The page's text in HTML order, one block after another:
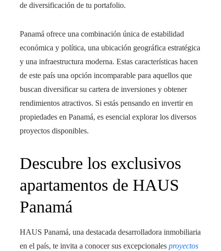
de diversificación de tu portafolio.
Panamá ofrece una combinación única de estabilidad
económica y política, una ubicación geográfica estratégica
y una infraestructura moderna. Estas características hacen
de este país una opción incomparable para aquellos que
buscan diversificar su cartera de inversiones y obtener
rendimientos atractivos. Si estás pensando en invertir en
propiedades en Panamá, es esencial explorar los diversos
proyectos disponibles.
Descubre los exclusivos
apartamentos de HAUS
Panamá
HAUS Panamá, una destacada desarrolladora inmobiliaria
en el país, te invita a conocer sus excepcionales proyectos